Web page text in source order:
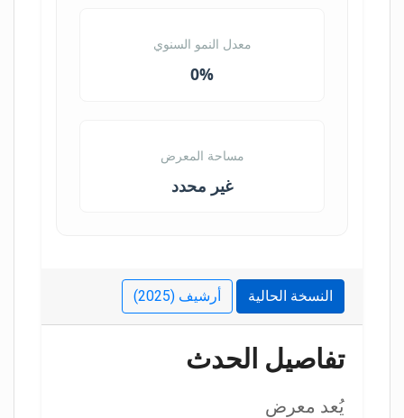
معدل النمو السنوي
0%
مساحة المعرض
غير محدد
النسخة الحالية أرشيف (2025)
تفاصيل الحدث
يُعد معرض